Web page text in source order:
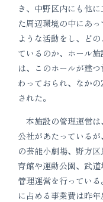
き、中野区内にも他
た周辺環境の中にあ
ような活動をし、ど
ているのか、ホール
は、このホールが建
わっておられ、なか
された。
本施設の管理運営は
公社があたっている
の芸能小劇場、野方
育館や運動公園、武
管理運営を行ってい
に占める事業費は昨